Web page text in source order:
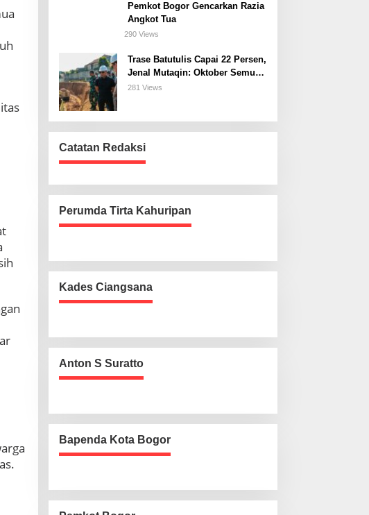
Pemkot Bogor Gencarkan Razia
Angkot Tua
290 Views
Trase Batutulis Capai 22 Persen,
Jenal Mutaqin: Oktober Semua
Harus Beres
281 Views
Catatan Redaksi
Perumda Tirta Kahuripan
Kades Ciangsana
Anton S Suratto
Bapenda Kota Bogor